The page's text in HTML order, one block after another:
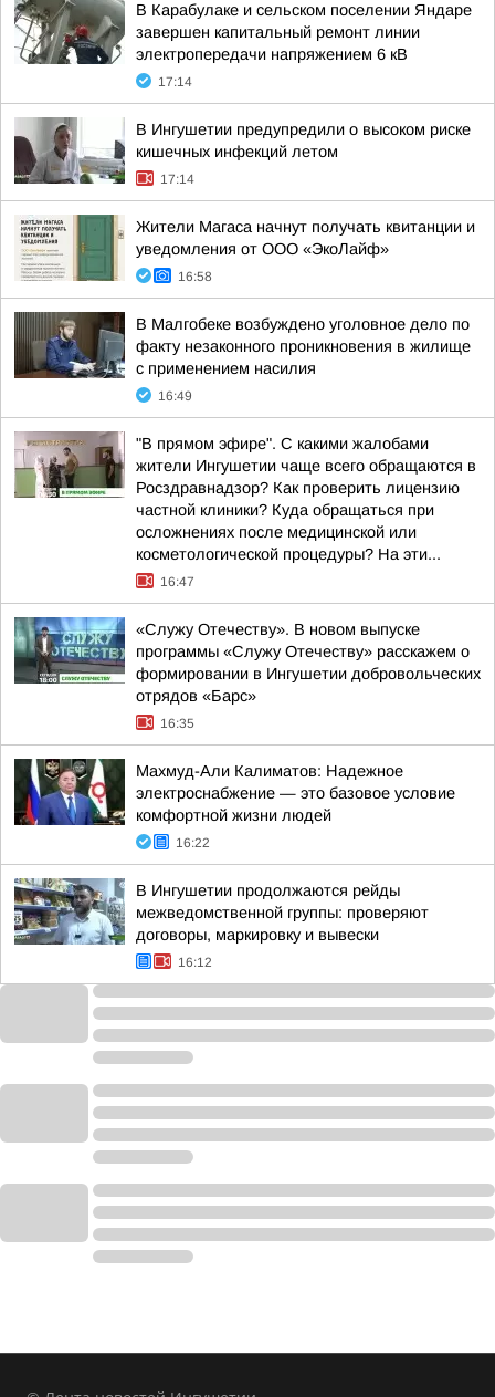
В Карабулаке и сельском поселении Яндаре
завершен капитальный ремонт линии
электропередачи напряжением 6 кВ
17:14
В Ингушетии предупредили о высоком риске
кишечных инфекций летом
17:14
Жители Магаса начнут получать квитанции и
уведомления от ООО «ЭкоЛайф»
16:58
В Малгобеке возбуждено уголовное дело по
факту незаконного проникновения в жилище
с применением насилия
16:49
"В прямом эфире". С какими жалобами
жители Ингушетии чаще всего обращаются в
Росздравнадзор? Как проверить лицензию
частной клиники? Куда обращаться при
осложнениях после медицинской или
косметологической процедуры? На эти...
16:47
«Служу Отечеству». В новом выпуске
программы «Служу Отечеству» расскажем о
формировании в Ингушетии добровольческих
отрядов «Барс»
16:35
Махмуд-Али Калиматов: Надежное
электроснабжение — это базовое условие
комфортной жизни людей
16:22
В Ингушетии продолжаются рейды
межведомственной группы: проверяют
договоры, маркировку и вывески
16:12